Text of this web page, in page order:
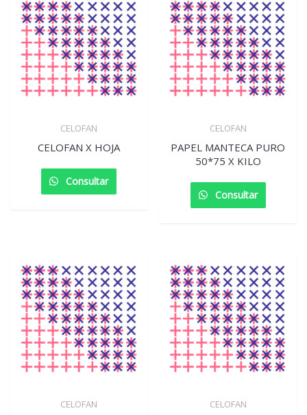
CELOFAN
CELOFAN X HOJA
Consultar
CELOFAN
PAPEL MANTECA PURO
50*75 X KILO
Consultar
CELOFAN CELOFAN